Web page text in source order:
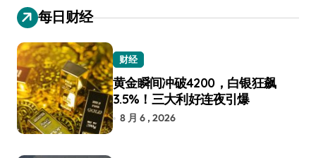
每日财经
财经
黄金瞬间冲破4200，白银狂飙
3.5%！三大利好连夜引爆
8 月 6 , 2026